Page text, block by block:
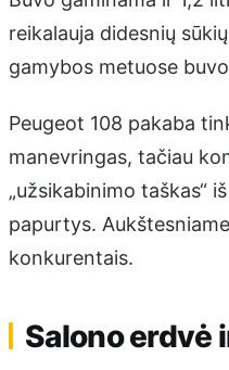
reikalauja didesnių
gamybos metuose
Peugeot 108 pakaba
manevringas, tačiau
„užsikabinimo taškas“
papurtys.
konkurentais.
Salono erdvė